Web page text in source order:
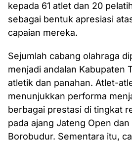
kepada 61 atlet dan 20
sebagai bentuk apresiasi
capaian mereka.
Sejumlah cabang olahraga
menjadi andalan Kabupaten
atletik dan panahan. Atlet-
menunjukkan performa
berbagai prestasi di tingkat
pada ajang Jateng Open
Borobudur. Sementara itu,